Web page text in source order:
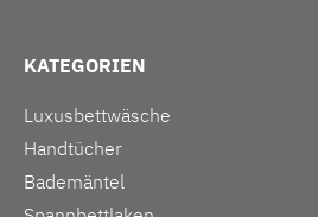
KATEGORIEN
Luxusbettwäsche
Handtücher
Bademäntel